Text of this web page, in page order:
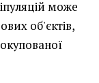
може
об'єктів,